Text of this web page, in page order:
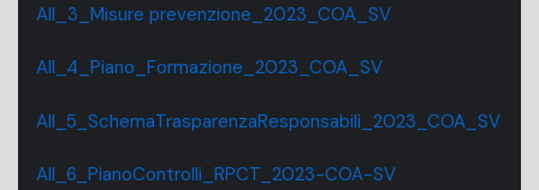
All_3_Misure prevenzione_2023_COA_SV
All_4_Piano_Formazione_2023_COA_SV
All_5_SchemaTrasparenzaResponsabili_2023_COA_SV
All_6_PianoControlli_RPCT_2023-COA-SV